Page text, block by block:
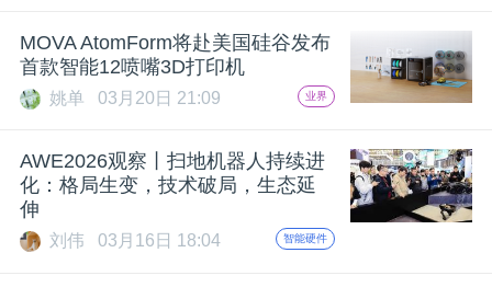
MOVA AtomForm将赴美国硅谷发布
首款智能12喷嘴3D打印机
姚单 03月20日 21:09 业界
AWE2026观察丨扫地机器人持续进
化：格局生变，技术破局，生态延
伸
刘伟 03月16日 18:04 智能硬件